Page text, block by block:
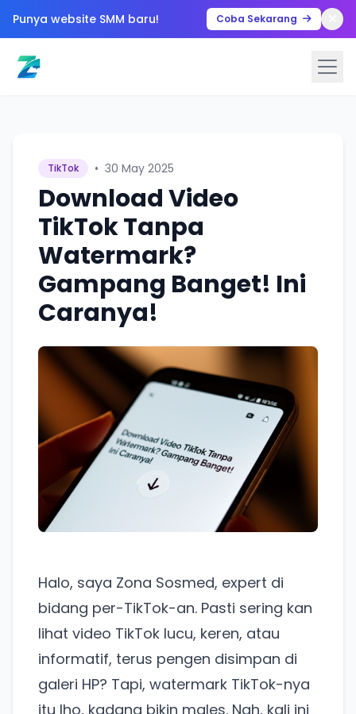
Punya website SMM baru! Coba Sekarang
TikTok • 30 May 2025
Download Video
TikTok Tanpa
Watermark?
Gampang Banget! Ini
Caranya!
Halo, saya Zona Sosmed, expert di
bidang per-TikTok-an. Pasti sering kan
lihat video TikTok lucu, keren, atau
informatif, terus pengen disimpan di
galeri HP? Tapi, watermark TikTok-nya
itu lho, kadang bikin males. Nah, kali ini